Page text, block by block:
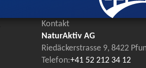
Kontakt
NaturAktiv AG
Riedäckerstrasse 9, 8422
Telefon:+41 52 212 34 12